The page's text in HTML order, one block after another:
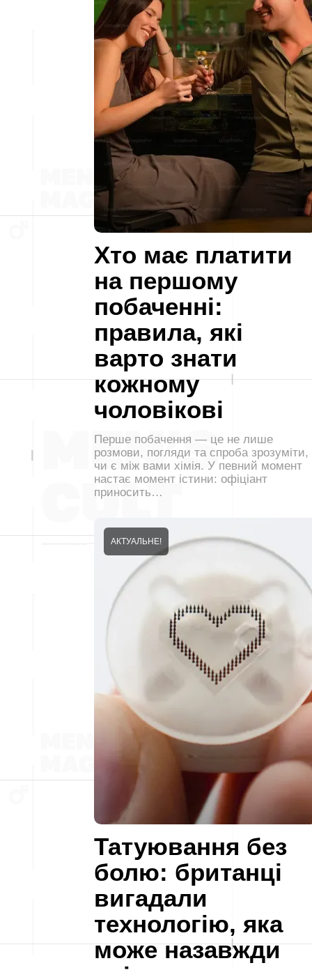
Хто має платити
на першому
побаченні:
правила, які
варто знати
кожному
чоловікові
Перше побачення — це не лише
розмови, погляди та спроба зрозуміти,
чи є між вами хімія. У певний момент
настає момент істини: офіціант
приносить…
Татуювання без
болю: британці
вигадали
технологію, яка
може назавжди
АКТУАЛЬНЕ!